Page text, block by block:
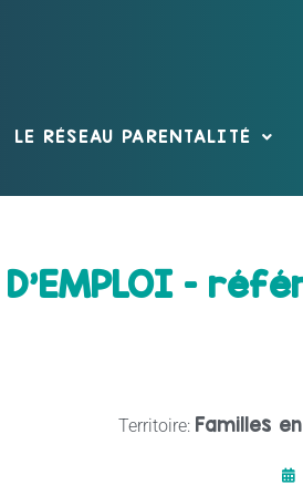
LE RÉSEAU PARENTALITÉ
D’EMPLOI –
Territoire: Familles